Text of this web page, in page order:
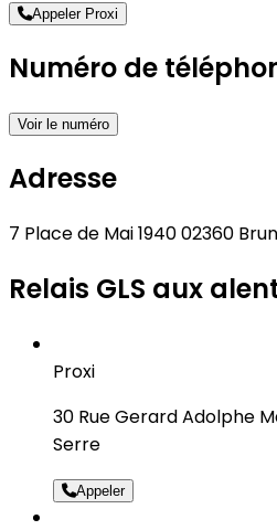
Appeler Proxi
Numéro de
Voir le numéro
Adresse
7 Place de Mai 1940 02360
Relais GLS aux
Proxi
30 Rue Gerard Adolphe
Serre
Appeler